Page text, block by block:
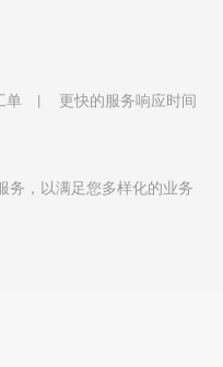
单
更快的服务响应时间
务，以满足您多样化的业务